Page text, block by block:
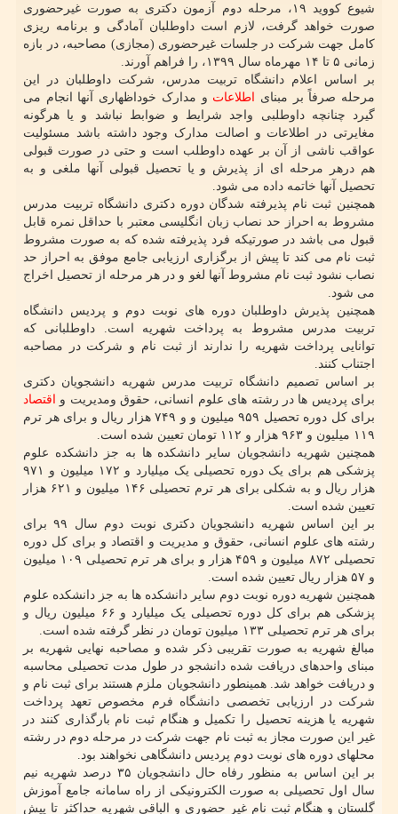
شیوع کووید ۱۹، مرحله دوم آزمون دکتری به صورت غیرحضوری
صورت خواهد گرفت، لازم است داوطلبان آمادگی و برنامه ریزی
کامل جهت شرکت در جلسات غیرحضوری (مجازی) مصاحبه، در بازه
زمانی ۵ تا ۱۴ مهرماه سال ۱۳۹۹، را فراهم آورند.
بر اساس اعلام دانشگاه تربیت مدرس، شرکت داوطلبان در این
مرحله صرفاً بر مبنای اطلاعات و مدارک خوداظهاری آنها انجام می
گیرد چنانچه داوطلبی واجد شرایط و ضوابط نباشد و یا هرگونه
مغایرتی در اطلاعات و اصالت مدارک وجود داشته باشد مسئولیت
عواقب ناشی از آن بر عهده داوطلب است و حتی در صورت قبولی
هم درهر مرحله ای از پذیرش و یا تحصیل قبولی آنها ملغی و به
تحصیل آنها خاتمه داده می شود.
همچنین ثبت نام پذیرفته شدگان دوره دکتری دانشگاه تربیت مدرس
مشروط به احراز حد نصاب زبان انگلیسی معتبر با حداقل نمره قابل
قبول می باشد در صورتیکه فرد پذیرفته شده که به صورت مشروط
ثبت نام می کند تا پیش از برگزاری ارزیابی جامع موفق به احراز حد
نصاب نشود ثبت نام مشروط آنها لغو و در هر مرحله از تحصیل اخراج
می شود.
همچنین پذیرش داوطلبان دوره های نوبت دوم و پردیس دانشگاه
تربیت مدرس مشروط به پرداخت شهریه است. داوطلبانی که
توانایی پرداخت شهریه را ندارند از ثبت نام و شرکت در مصاحبه
اجتناب کنند.
بر اساس تصمیم دانشگاه تربیت مدرس شهریه دانشجویان دکتری
برای پردیس ها در رشته های علوم انسانی، حقوق ومدیریت و اقتصاد
برای کل دوره تحصیل ۹۵۹ میلیون و و ۷۴۹ هزار ریال و برای هر ترم
۱۱۹ میلیون و ۹۶۳ هزار و ۱۱۲ تومان تعیین شده است.
همچنین شهریه دانشجویان سایر دانشکده ها به جز دانشکده علوم
پزشکی هم برای یک دوره تحصیلی یک میلیارد و ۱۷۲ میلیون و ۹۷۱
هزار ریال و به شکلی برای هر ترم تحصیلی ۱۴۶ میلیون و ۶۲۱ هزار
تعیین شده است.
بر این اساس شهریه دانشجویان دکتری نوبت دوم سال ۹۹ برای
رشته های علوم انسانی، حقوق و مدیریت و اقتصاد و برای کل دوره
تحصیلی ۸۷۲ میلیون و ۴۵۹ هزار و برای هر ترم تحصیلی ۱۰۹ میلیون
و ۵۷ هزار ریال تعیین شده است.
همچنین شهریه دوره نوبت دوم سایر دانشکده ها به جز دانشکده علوم
پزشکی هم برای کل دوره تحصیلی یک میلیارد و ۶۶ میلیون ریال و
برای هر ترم تحصیلی ۱۳۳ میلیون تومان در نظر گرفته شده است.
مبالغ شهریه به صورت تقریبی ذکر شده و مصاحبه نهایی شهریه بر
مبنای واحدهای دریافت شده دانشجو در طول مدت تحصیلی محاسبه
و دریافت خواهد شد. همینطور دانشجویان ملزم هستند برای ثبت نام و
شرکت در ارزیابی تخصصی دانشگاه فرم مخصوص تعهد پرداخت
شهریه یا هزینه تحصیل را تکمیل و هنگام ثبت نام بارگذاری کنند در
غیر این صورت مجاز به ثبت نام جهت شرکت در مرحله دوم در رشته
محلهای دوره های نوبت دوم پردیس دانشگاهی نخواهند بود.
بر این اساس به منظور رفاه حال دانشجویان ۳۵ درصد شهریه نیم
سال اول تحصیلی به صورت الکترونیکی از راه سامانه جامع آموزش
گلستان و هنگام ثبت نام غیر حضوری و الباقی شهریه حداکثر تا پیش